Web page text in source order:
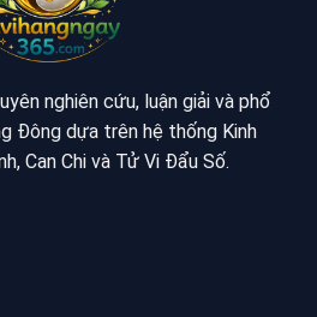
nghiên cứu, luận giải và phổ
Đông dựa trên hệ thống Kinh
Can Chi và Tử Vi Đẩu Số.